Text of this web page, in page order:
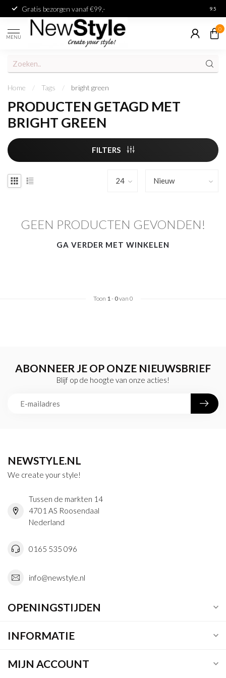
Gratis bezorgen vanaf €99,- 9.5
MENU
0
Home / Tags / bright green
PRODUCTEN GETAGD MET
BRIGHT GREEN
FILTERS
GEEN PRODUCTEN GEVONDEN!
GA VERDER MET WINKELEN
Toon 1- 0van 0
ABONNEER JE OP ONZE NIEUWSBRIEF
Blijf op de hoogte van onze acties!
NEWSTYLE.NL
We create your style!
Tussen de markten 14
4701 AS Roosendaal
Nederland
0165 535 096
info@newstyle.nl
OPENINGSTIJDEN
INFORMATIE
MIJN ACCOUNT